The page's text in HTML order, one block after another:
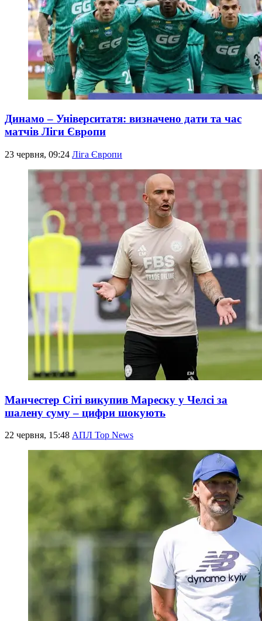
Динамо – Університатя: визначено дати та час
матчів Ліги Європи
23 червня, 09:24 Ліга Європи
Манчестер Сіті викупив Мареску у Челсі за
шалену суму – цифри шокують
22 червня, 15:48 АПЛ Top News